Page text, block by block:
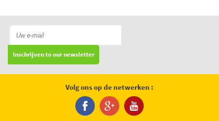
Inschrijven to our newsletter
Volg ons op de netwerken :